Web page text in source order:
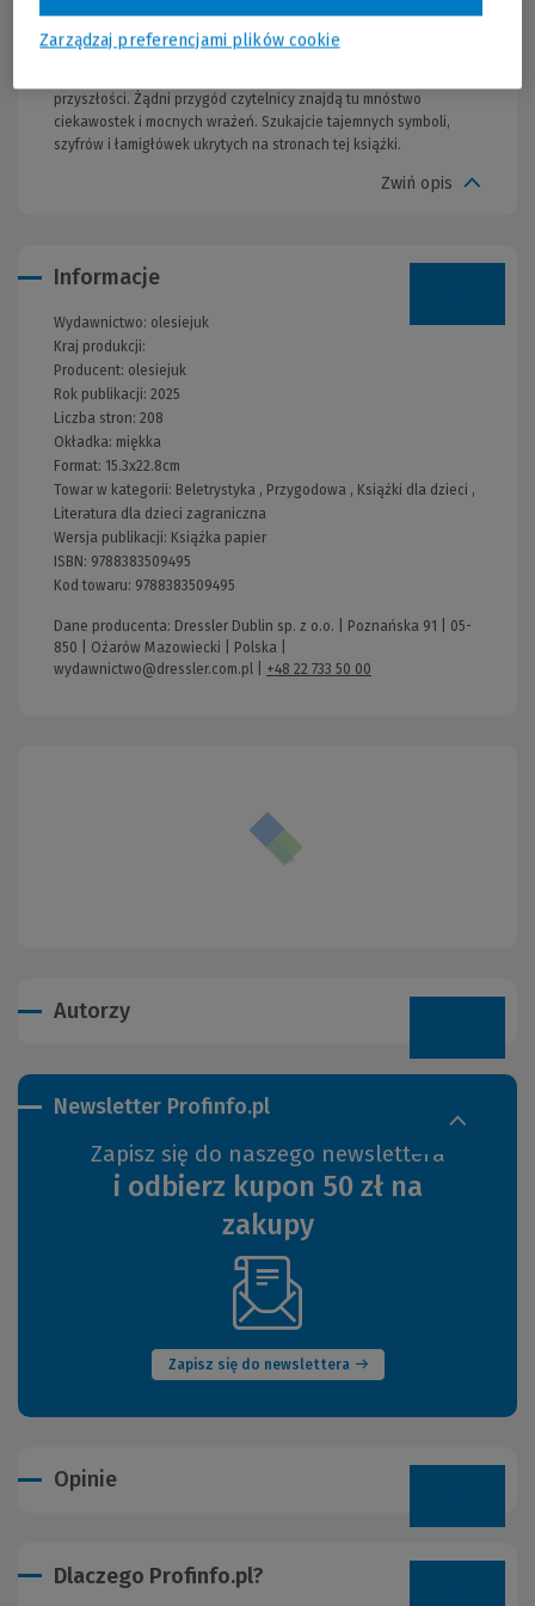
niebezpieczeństw. "Akademia Odkrywców" to seria inspirowana
prawdziwymi wyprawami i badaniami członków Towarzystwa
przyszłości. Żądni przygód czytelnicy znajdą tu mnóstwo
ciekawostek i mocnych wrażeń. Szukajcie tajemnych symboli,
szyfrów i łamigłówek ukrytych na stronach tej książki.
Zwiń opis
Informacje
Wydawnictwo: olesiejuk
Kraj produkcji:
Producent: olesiejuk
Rok publikacji: 2025
Liczba stron: 208
Okładka: miękka
Format: 15.3x22.8cm
Towar w kategorii: Beletrystyka , Przygodowa , Książki dla dzieci ,
Literatura dla dzieci zagraniczna
Wersja publikacji: Książka papier
ISBN: 9788383509495
Kod towaru: 9788383509495
Dane producenta: Dressler Dublin sp. z o.o. | Poznańska 91 | 05-
850 | Ożarów Mazowiecki | Polska |
wydawnictwo@dressler.com.pl
+48 22 733 50 00
Autorzy
Newsletter Profinfo.pl
Zapisz się do naszego newslettera
i odbierz kupon 50 zł na
zakupy
Zapisz się do newslettera
(Nowe
okno)
Opinie
Dlaczego Profinfo.pl?
Zarządzaj preferencjami plików cookie